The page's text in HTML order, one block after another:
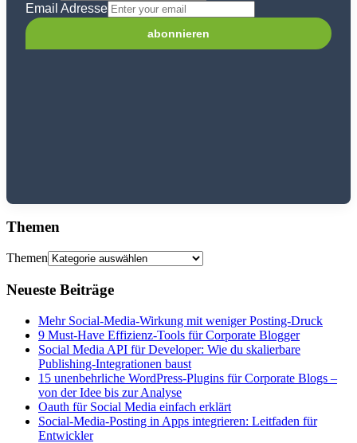
Email Adresse
Themen
Themen
Neueste Beiträge
Mehr Social-Media-Wirkung mit weniger Posting-Druck
9 Must-Have Effizienz-Tools für Corporate Blogger
Social Media API für Developer: Wie du skalierbare
Publishing-Integrationen baust
15 unenbehrliche WordPress-Plugins für Corporate Blogs –
von der Idee bis zur Analyse
Oauth für Social Media einfach erklärt
Social-Media-Posting in Apps integrieren: Leitfaden für
Entwickler